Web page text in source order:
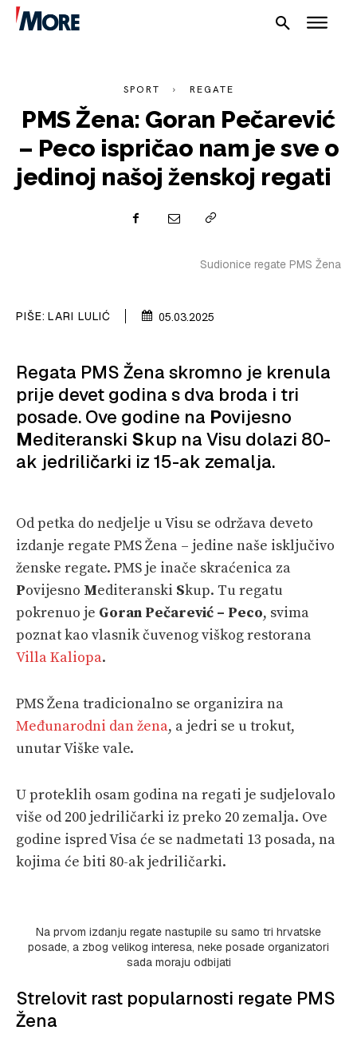
SPIZA
VELIKE PRIČE
PRETPLATA
SPORT REGATE
PMS Žena: Goran Pečarević
– Peco ispričao nam je sve o
jedinoj našoj ženskoj regati
Sudionice regate PMS Žena
PIŠE: LARI LULIĆ 05.03.2025
Regata PMS Žena skromno je krenula
prije devet godina s dva broda i tri
posade. Ove godine na Povijesno
Mediteranski Skup na Visu dolazi 80-
ak jedriličarki iz 15-ak zemalja.
Od petka do nedjelje u Visu se održava deveto
izdanje regate PMS Žena – jedine naše isključivo
ženske regate. PMS je inače skraćenica za
Povijesno Mediteranski Skup. Tu regatu
pokrenuo je Goran Pečarević – Peco, svima
poznat kao vlasnik čuvenog viškog restorana
Villa Kaliopa.
PMS Žena tradicionalno se organizira na
Međunarodni dan žena, a jedri se u trokut,
unutar Viške vale.
U proteklih osam godina na regati je sudjelovalo
više od 200 jedriličarki iz preko 20 zemalja. Ove
godine ispred Visa će se nadmetati 13 posada, na
kojima će biti 80-ak jedriličarki.
Na prvom izdanju regate nastupile su samo tri hrvatske
posade, a zbog velikog interesa, neke posade organizatori
sada moraju odbijati
Strelovit rast popularnosti regate PMS
Žena